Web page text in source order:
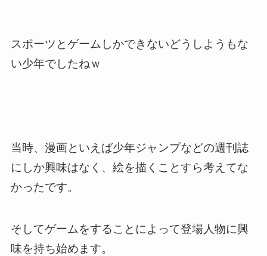
スポーツとゲームしかできないどうしようもな
い少年でしたねｗ
当時、漫画といえば少年ジャンプなどの週刊誌
にしか興味はなく、絵を描くことすら考えてな
かったです。
そしてゲームをすることによって登場人物に興
味を持ち始めます。